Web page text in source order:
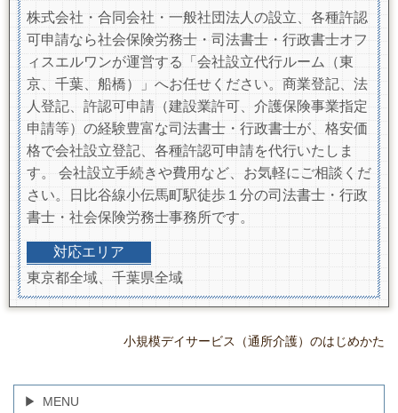
株式会社・合同会社・一般社団法人の設立、各種許認
可申請なら社会保険労務士・司法書士・行政書士オフ
ィスエルワンが運営する「会社設立代行ルーム（東
京、千葉、船橋）」へお任せください。商業登記、法
人登記、許認可申請（建設業許可、介護保険事業指定
申請等）の経験豊富な司法書士・行政書士が、格安価
格で会社設立登記、各種許認可申請を代行いたしま
す。 会社設立手続きや費用など、お気軽にご相談くだ
さい。日比谷線小伝馬町駅徒歩１分の司法書士・行政
書士・社会保険労務士事務所です。
対応エリア
東京都全域、千葉県全域
小規模デイサービス（通所介護）のはじめかた
MENU